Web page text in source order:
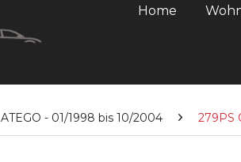
Home
ATEGO - 01/1998 bis 10/2004 279PS